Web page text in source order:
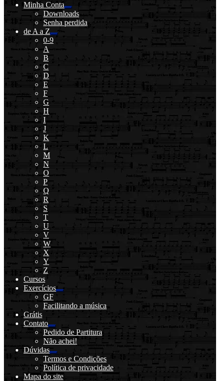
Minha Conta
Expandir
menu
descendente
Downloads
Senha perdida
de A a Z
Expandir
descendente
0-9
A
B
C
D
E
F
G
H
I
J
K
L
M
N
O
P
Q
R
S
T
U
V
W
X
Y
Z
Cursos
Exercícios
Expandir
menu
descendente
GF
Facilitando a música
Grátis
Contato
Expandir
menu
descendente
Pedido de Partitura
Não achei!
Dúvidas
Expandir
menu
descendente
Termos e Condições
Política de privacidade
Mapa do site